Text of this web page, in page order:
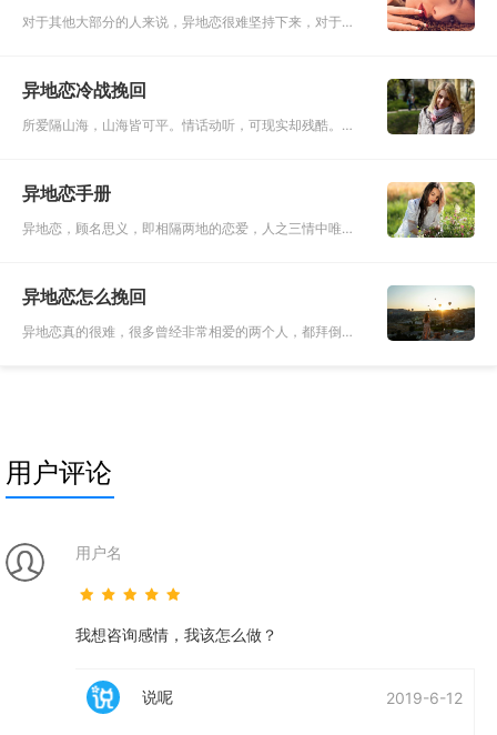
对于其他大部分的人来说，异地恋很难坚持下来，对于其
明你们之间的感情出
异地恋冷战挽回
所爱隔山海，山海皆可平。情话动听，可现实却残酷。异
边而缺乏安全感，让
异地恋手册
异地恋，顾名思义，即相隔两地的恋爱，人之三情中唯有
成爱侣的分离。于是
异地恋怎么挽回
异地恋真的很难，很多曾经非常相爱的两个人，都拜倒在
用户评论
用户名
我想咨询感情，我该怎么做？
说呢 2019-6-12